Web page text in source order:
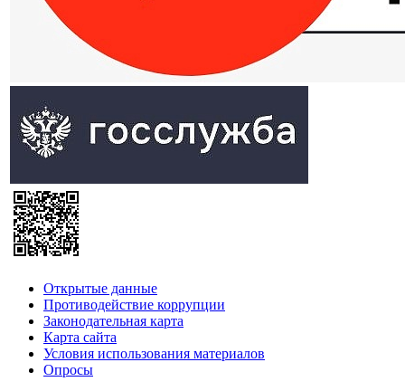
Открытые данные
Противодействие коррупции
Законодательная карта
Карта сайта
Условия использования материалов
Опросы